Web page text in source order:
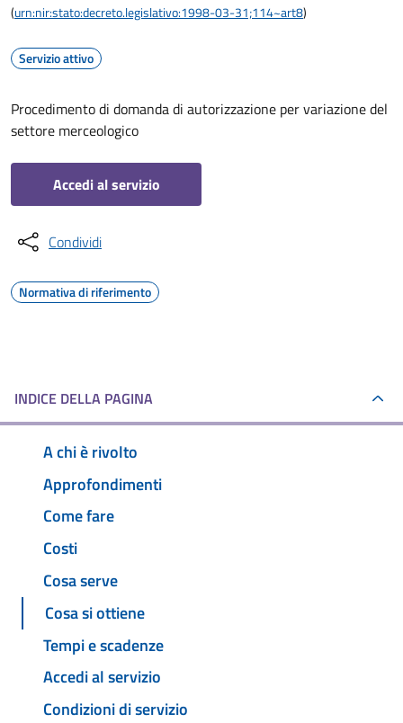
(urn:nir:stato:decreto.legislativo:1998-03-31;114~art8)
Servizio attivo
Procedimento di domanda di autorizzazione per variazione del
settore merceologico
Accedi al servizio
Condividi
Normativa di riferimento
INDICE DELLA PAGINA
A chi è rivolto
Approfondimenti
Come fare
Costi
Cosa serve
Cosa si ottiene
Tempi e scadenze
Accedi al servizio
Condizioni di servizio